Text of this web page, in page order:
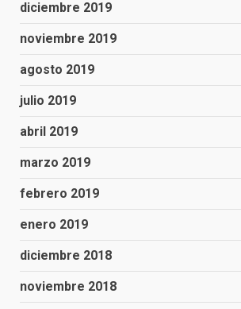
diciembre 2019
noviembre 2019
agosto 2019
julio 2019
abril 2019
marzo 2019
febrero 2019
enero 2019
diciembre 2018
noviembre 2018